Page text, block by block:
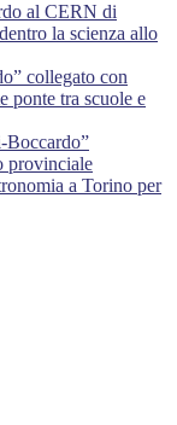
al CERN di
la scienza allo
collegato con
ponte tra scuole e
Boccardo”
provinciale
a Torino per